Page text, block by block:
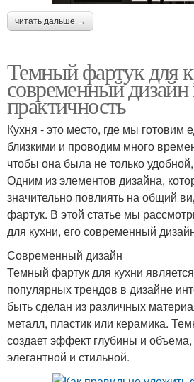
читать дальше →
Темный фартук для
современный дизайн
практичность
Кухня - это место, где мы готовим
близкими и проводим много
чтобы она была не только
Одним из элементов дизайна,
значительно повлиять на общий
фартук. В этой статье мы
для кухни, его современный
Современный дизайн
Темный фартук для кухни
популярных трендов в дизайне
быть сделан из различных
металл, пластик или керамика.
создает эффект глубины и
элегантной и стильной.